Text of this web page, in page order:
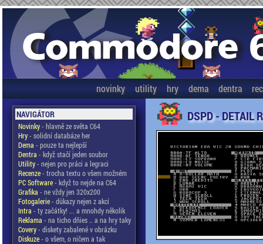
novinky utility hry dema dentra
NAVIGÁTOR
Novinky- hlavně ze světa C64
Hry- solidní databáze her
Dema - pouze ta nejlepší
Dentra - když stačí jeden soubor
Utility- nejen pro práci a legraci
Recenze- trocha textu o všem možném
PC Software- když to nejde na C64
Grafika - ne vždy jen 320x200
Fotogalerie- důkazy nejen z akcí
Intra - ty začátky! ... a mnohdy několik
Reklama - na ticho dňies .. a na hry taky
Covery- diskety zabalené v obrázku
Diskuze- o všem, o ničem a tak
DSPD - DETAIL